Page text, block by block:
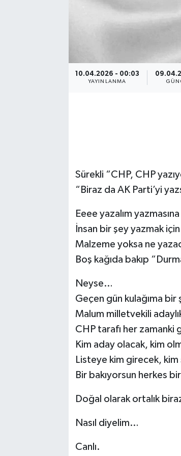
10.04.2026 - 00:03
YAYINLANMA
Sürekli “CHP, CHP
“Biraz da AK Parti’yi
Eeee yazalım
İnsan bir şey yazmak
Malzeme yoksa ne
Boş kağıda bakıp
Neyse…
Geçen gün kulağıma
Malum milletvekili
CHP tarafı her zamanki
Kim aday olacak, kim
Listeye kim girecek, kim
Bir bakıyorsun herkes
Doğal olarak ortalık
Nasıl diyelim…
Canlı.